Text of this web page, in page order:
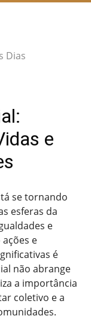
Dias
e
se tornando
esferas da
e
e
é
não abrange
a importância
coletivo e a